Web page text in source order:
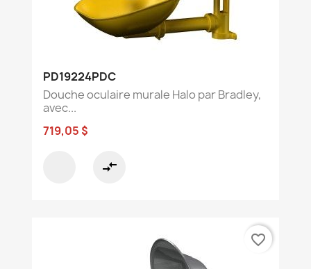
PD19224PDC
Douche oculaire murale Halo par Bradley,
avec...
719,05 $
compare_arrows
favorite_border